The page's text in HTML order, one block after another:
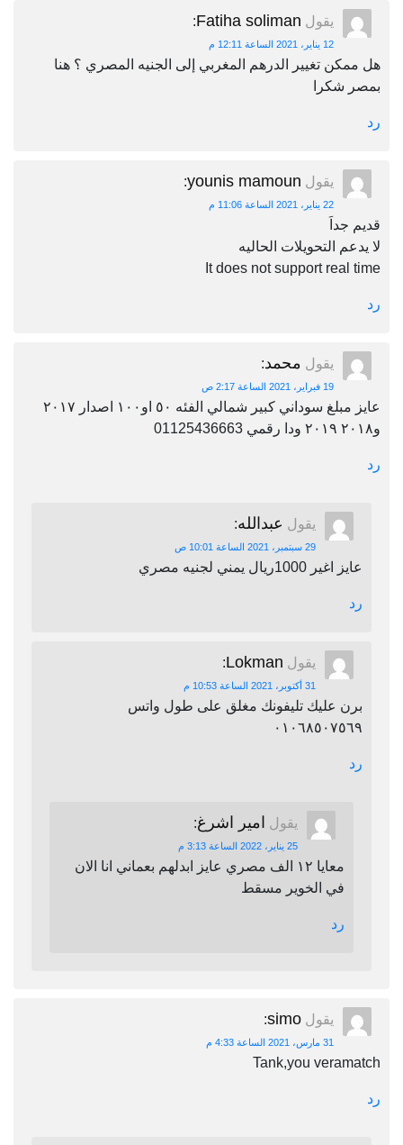
يقول Fatiha soliman
:
12 يناير، 2021 الساعة 12:11 م
هل ممكن تغيير الدرهم المغربي إلى الجنيه المصري ؟ هنا
بمصر شكرا
رد
يقول younis mamoun
:
22 يناير، 2021 الساعة 11:06 م
قديم جداَ
لا يدعم التحويلات الحاليه
It does not support real time
رد
يقول محمد:
19 فبراير، 2021 الساعة 2:17 ص
عايز مبلغ سوداني كبير شمالي الفئه ٥٠ او١٠٠ اصدار ٢٠١٧
و٢٠١٨ ٢٠١٩ ودا رقمي 01125436663
رد
يقول عبدالله:
29 سبتمبر، 2021 الساعة 10:01 ص
عايز اغير 1000ريال يمني لجنيه مصري
رد
يقول Lokman
:
31 أكتوبر، 2021 الساعة 10:53 م
برن عليك تليفونك مغلق على طول واتس
٠١٠٦٨٥٠٧٥٦٩
رد
يقول امير اشرغ:
25 يناير، 2022 الساعة 3:13 م
معايا ١٢ الف مصري عايز ابدلهم بعماني انا الان
في الخوير مسقط
رد
يقول simo
:
31 مارس، 2021 الساعة 4:33 م
Tank,you veramatch
رد